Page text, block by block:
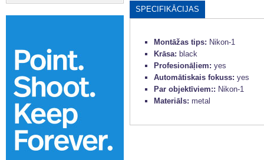
SPECIFIKĀCIJAS
Montāžas tips: Nikon-1
Krāsa: black
Profesionāļiem: yes
Automātiskais fokuss: yes
Par objektīviem:: Nikon-1
Materiāls: metal